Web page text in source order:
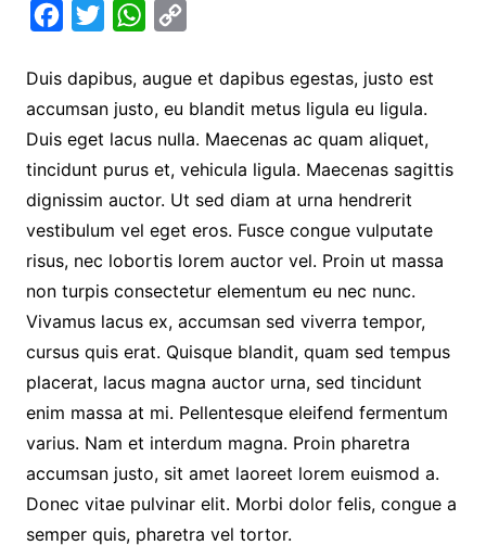
c
e
b
o
o
k
i
t
e
r
W
a
t
s
A
p
p
p
y
L
i
n
k
Duis dapibus, augue et dapibus egestas, justo est
accumsan justo, eu blandit metus ligula eu ligula.
Duis eget lacus nulla. Maecenas ac quam aliquet,
tincidunt purus et, vehicula ligula. Maecenas sagittis
dignissim auctor. Ut sed diam at urna hendrerit
vestibulum vel eget eros. Fusce congue vulputate
risus, nec lobortis lorem auctor vel. Proin ut massa
non turpis consectetur elementum eu nec nunc.
Vivamus lacus ex, accumsan sed viverra tempor,
cursus quis erat. Quisque blandit, quam sed tempus
placerat, lacus magna auctor urna, sed tincidunt
enim massa at mi. Pellentesque eleifend fermentum
varius. Nam et interdum magna. Proin pharetra
accumsan justo, sit amet laoreet lorem euismod a.
Donec vitae pulvinar elit. Morbi dolor felis, congue a
semper quis, pharetra vel tortor.